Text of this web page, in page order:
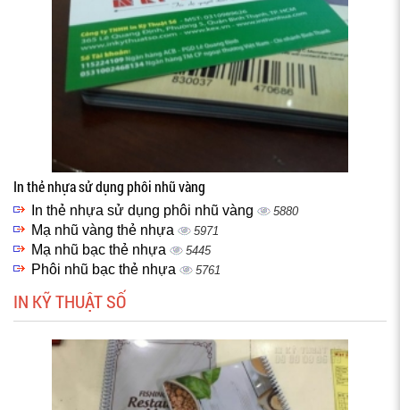
In thẻ nhựa sử dụng phôi nhũ vàng
In thẻ nhựa sử dụng phôi nhũ vàng 5880
Mạ nhũ vàng thẻ nhựa 5971
Mạ nhũ bạc thẻ nhựa 5445
Phôi nhũ bạc thẻ nhựa 5761
IN KỸ THUẬT SỐ